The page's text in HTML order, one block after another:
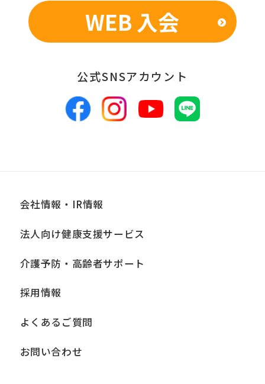
■個人情報の管理
報は、適切かつ慎重に管理し、漏洩、改
ざん、紛失等がないよう適正な管理に努
めます。当社において安全管理のために
講じている措置の内容については、本プ
■個人情報の開示
当社は、お客様からお預かりした個人情
報は、正当な理由がある場合を除き、ご
しません。ただし、法令により当社がお
る場合、あらかじめ当社との間で秘密保
持契約を締結している業務委託先、およ
WEB 入会
公式SNSアカウント
会社情報・IR情報
法人向け健康支援サービス
介護予防・高齢者サポート
採用情報
よくあるご質問
お問い合わせ